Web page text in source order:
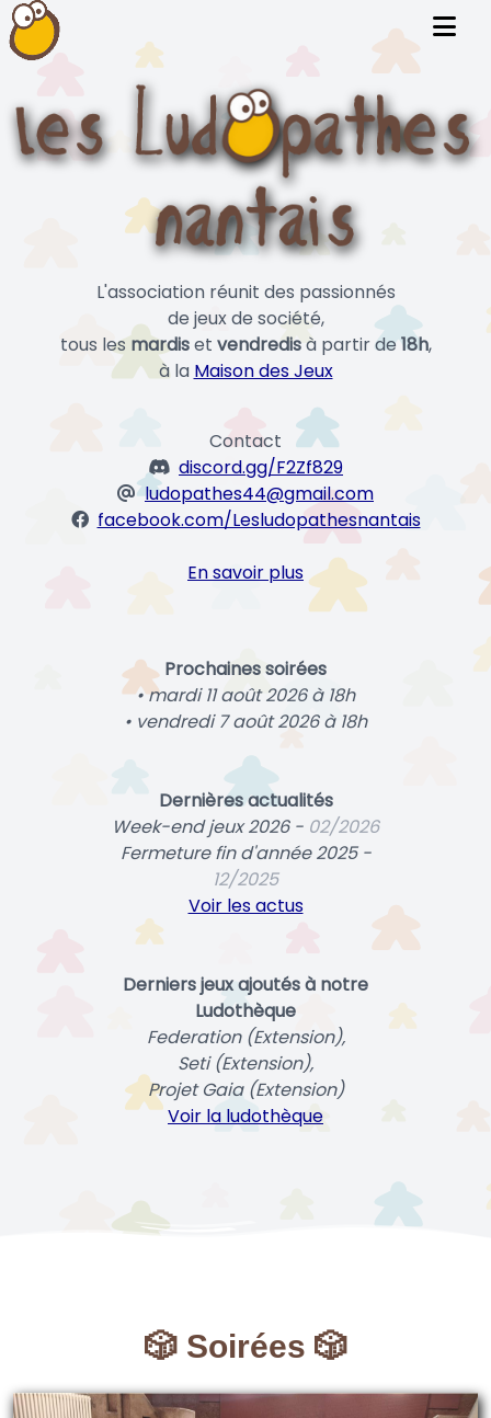
L'association réunit des passionnés
de jeux de société,
tous lesmardiset vendredisà partir de18h,
à la Maison des Jeux
Contact
discord.gg/F2Zf829
ludopathes44@gmail.com
facebook.com/Lesludopathesnantais
En savoir plus
Prochaines soirées
• mardi 11 août 2026 à 18h
• vendredi 7 août 2026 à 18h
Dernières actualités
Week-end jeux 2026 - 02/2026
Fermeture fin d'année 2025 -
12/2025
Voir les actus
Derniers jeux ajoutés à notre
Ludothèque
Federation (Extension),
Seti (Extension),
Projet Gaia (Extension)
Voir la ludothèque
🎲 Soirées 🎲